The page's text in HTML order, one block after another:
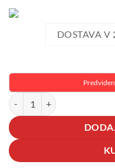
DOSTAVA V
850W zložljiv potovalni